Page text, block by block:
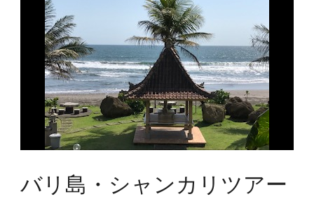
バリ島・シャンカリツアー